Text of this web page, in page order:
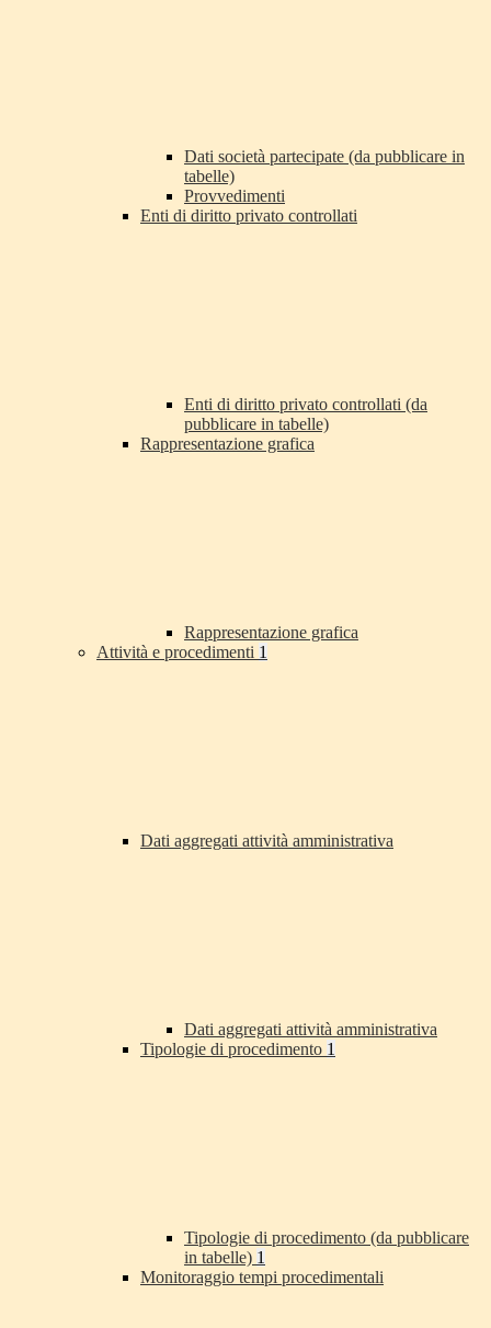
Dati società partecipate (da pubblicare in
tabelle)
Provvedimenti
Enti di diritto privato controllati
Enti di diritto privato controllati (da
pubblicare in tabelle)
Rappresentazione grafica
Rappresentazione grafica
Attività e procedimenti 1
Dati aggregati attività amministrativa
Dati aggregati attività amministrativa
Tipologie di procedimento 1
Tipologie di procedimento (da pubblicare
in tabelle) 1
Monitoraggio tempi procedimentali